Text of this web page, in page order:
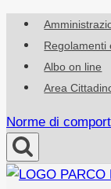
Salta
contenuto
Regolamenti
Albo on line
Area
Norme di